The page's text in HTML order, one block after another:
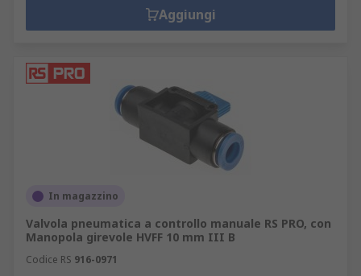
Aggiungi
In magazzino
Valvola pneumatica a controllo manuale RS PRO, con
Manopola girevole HVFF 10 mm III B
Codice RS 916-0971